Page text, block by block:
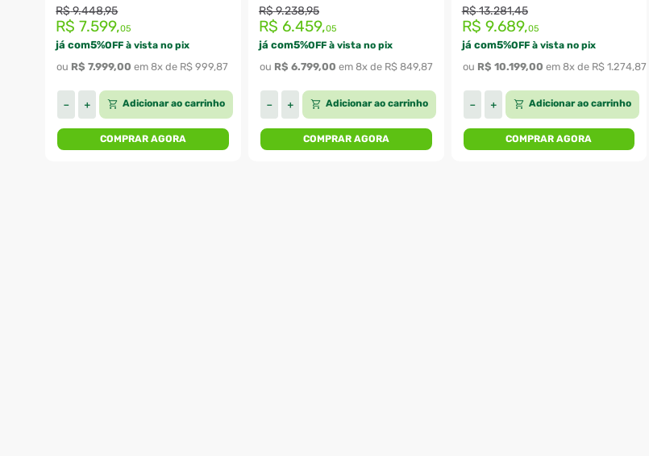
já com5%OFF à vista no pix
R$ 7.599,05
R$9.448,95
ou R$ 7.999,00 em 8x de R$ 999,87
＋
－ Adicionar ao carrinho
COMPRAR AGORA
já com5%OFF à vista no pix
R$ 6.459,05
R$9.238,95
ou R$ 6.799,00 em 8x de R$ 849,87
＋
－ Adicionar ao carrinho
COMPRAR AGORA
já com5%OFF à vista no pix
R$ 9.689,05
R$13.281,45
ou R$ 10.199,00 em 8x de R$ 1.274,87
＋
－ Adicionar ao carrinho
COMPRAR AGORA